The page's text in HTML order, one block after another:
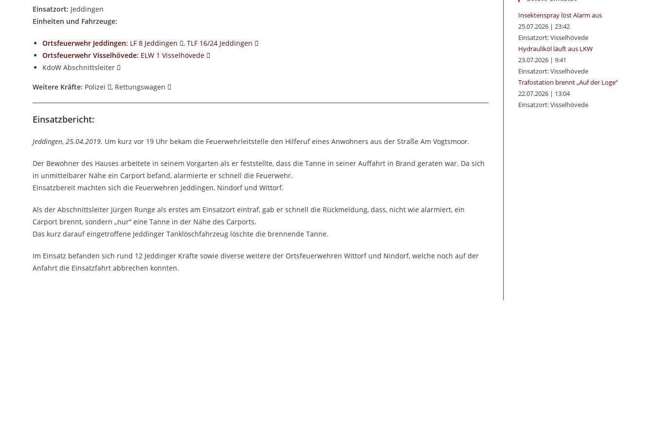
Einsatzort: Jeddingen
Einheiten und Fahrzeuge:
Ortsfeuerwehr Jeddingen: LF 8 Jeddingen ,TLF 16/24 Jeddingen
Ortsfeuerwehr Visselhövede: ELW 1 Visselhövede
KdoW Abschnittsleiter
Weitere Kräfte: Polizei , Rettungswagen
Einsatzbericht:
Jeddingen, 25.04.2019. Um kurz vor 19 Uhr bekam die Feuerwehrleitstelle den Hilferuf eines Anwohners aus der Straße Am Vogtsmoor.
Der Bewohner des Hauses arbeitete in seinem Vorgarten als er feststellte, dass die Tanne in seiner Auffahrt in Brand geraten war. Da sich
in unmittelbarer Nähe ein Carport befand, alarmierte er schnell die Feuerwehr.
Einsatzbereit machten sich die Feuerwehren Jeddingen, Nindorf und Wittorf.
Als der Abschnittsleiter Jürgen Runge als erstes am Einsatzort eintraf, gab er schnell die Rückmeldung, dass, nicht wie alarmiert, ein
Carport brennt, sondern „nur“ eine Tanne in der Nähe des Carports.
Das kurz darauf eingetroffene Jeddinger Tanklöschfahrzeug löschte die brennende Tanne.
Im Einsatz befanden sich rund 12 Jeddinger Kräfte sowie diverse weitere der Ortsfeuerwehren Wittorf und Nindorf, welche noch auf der
Anfahrt die Einsatzfahrt abbrechen konnten.
Insektenspray löst Alarm aus
25.07.2026| 23:42
Einsatzort: Visselhövede
Hydrauliköl läuft aus LKW
23.07.2026| 9:41
Einsatzort: Visselhövede
Trafostation brennt „Auf der Loge“
22.07.2026| 13:04
Einsatzort: Visselhövede